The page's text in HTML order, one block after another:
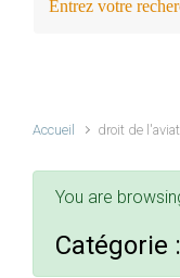
Accueil droit de
You are
Catégorie :